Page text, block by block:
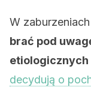
W
brać pod
decydują o